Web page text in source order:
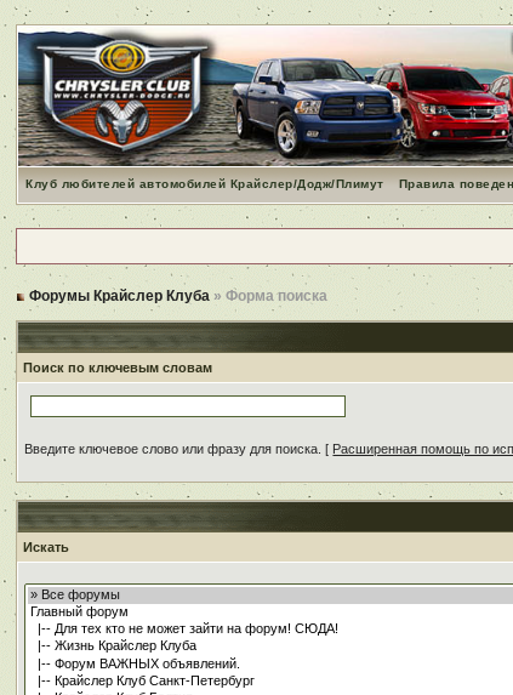
Клуб любителей автомобилей Крайслер/Додж/Плимут Правила
Форумы Крайслер Клуба » Форма поиска
Поиск по ключевым словам
Введите ключевое слово или фразу для поиска. [ Расширенная помощь по
Искать